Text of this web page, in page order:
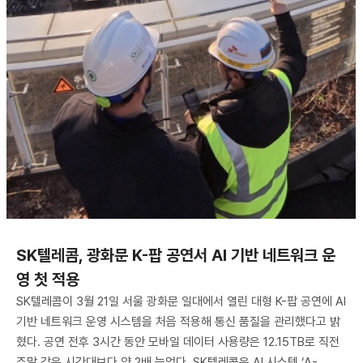
SK텔레콤, 광화문 K-팝 공연서 AI 기반 네트워크 운
영 첫 적용
SK텔레콤이 3월 21일 서울 광화문 일대에서 열린 대형 K-팝 공연에 AI
기반 네트워크 운영 시스템을 처음 적용해 통신 품질을 관리했다고 밝
혔다. 공연 전후 3시간 동안 모바일 데이터 사용량은 12.15TB로 직전